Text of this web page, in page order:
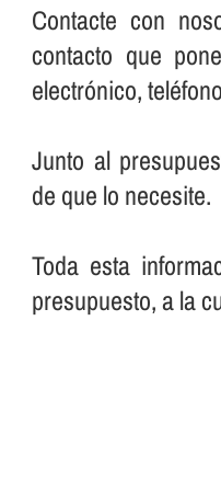
Contacte con
contacto que
electrónico,
Junto al
de que lo necesite.
Toda esta
presupuesto, a la